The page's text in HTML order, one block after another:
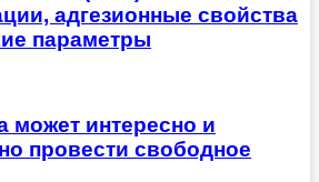
адгезионные свойства
параметры
может интересно и
провести свободное